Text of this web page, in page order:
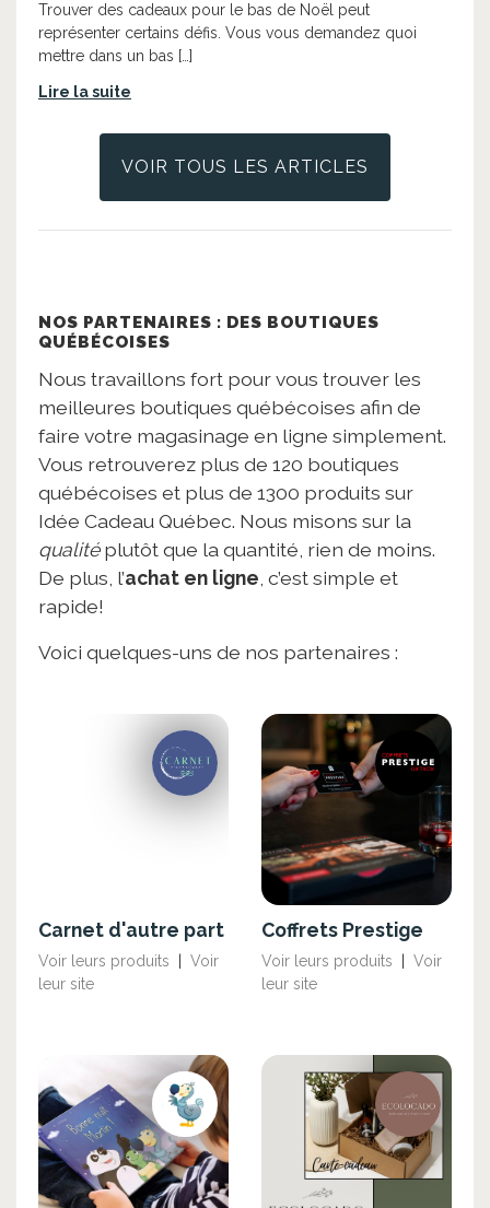
Trouver des cadeaux pour le bas de Noël peut
représenter certains défis. Vous vous demandez quoi
mettre dans un bas […]
Lire la suite
VOIR TOUS LES ARTICLES
NOS PARTENAIRES : DES BOUTIQUES
QUÉBÉCOISES
Nous travaillons fort pour vous trouver les
meilleures boutiques québécoises afin de
faire votre magasinage en ligne simplement.
Vous retrouverez plus de 120 boutiques
québécoises et plus de 1300 produits sur
Idée Cadeau Québec. Nous misons sur la
qualitéplutôt que la quantité, rien de moins.
De plus, l’achat en ligne , c’est simple et
rapide!
Voici quelques-uns de nos partenaires :
Carnet d'autre part
Voir leurs produits | Voir
leur site
Coffrets Prestige
Voir leurs produits | Voir
leur site